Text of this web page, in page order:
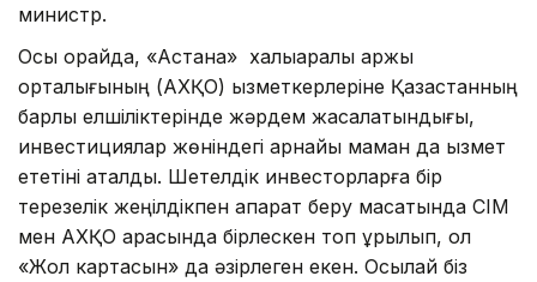
министр.
Осы орайда, «Астана» халық­ара­лық қаржы
орталығының (АХҚО) қызметкерлеріне Қазақстанның
барлық елшіліктерінде жәрдем жаса­ла­­тындығы,
инвестициялар жөнін­дегі арнайы маман да қызмет
ете­тіні аталды. Шетелдік инвесторларға бір
терезелік жеңілдікпен ақпарат беру мақсатында СІМ
мен АХҚО арасында бірлескен топ құрылып, ол
«Жол картасын» да әзірлеген екен. Осылай біз